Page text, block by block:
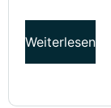
Weiterlesen